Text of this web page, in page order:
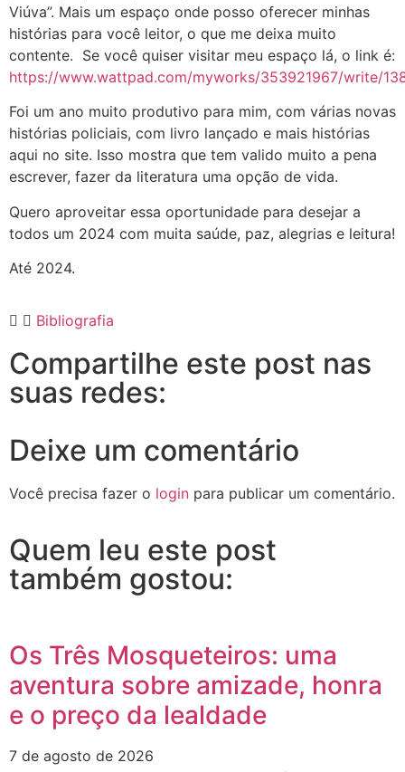
Viúva”. Mais um espaço onde posso oferecer minhas
histórias para você leitor, o que me deixa muito
contente. Se você quiser visitar meu espaço lá, o link é:
https://www.wattpad.com/myworks/353921967/write/
Foi um ano muito produtivo para mim, com várias novas
histórias policiais, com livro lançado e mais histórias
aqui no site. Isso mostra que tem valido muito a pena
escrever, fazer da literatura uma opção de vida.
Quero aproveitar essa oportunidade para desejar a
todos um 2024 com muita saúde, paz, alegrias e leitura!
Até 2024.
Bibliografia
Compartilhe este post nas
suas redes:
Deixe um comentário
Você precisa fazer o login para publicar um comentário.
Quem leu este post
também gostou:
Os Três Mosqueteiros: uma
aventura sobre amizade, honra
e o preço da lealdade
7 de agosto de 2026